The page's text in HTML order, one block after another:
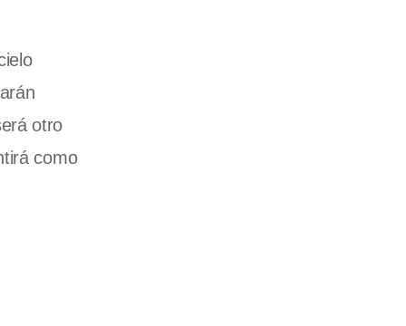
otro
como